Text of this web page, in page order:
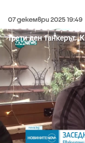
07 декември 2025 19:49